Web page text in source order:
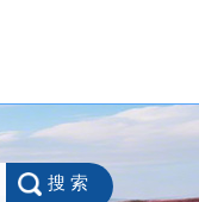
搜 索